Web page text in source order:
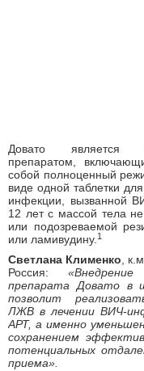
Довато является
препаратом,
собой полноценный
виде одной таблетки
инфекции, вызванной
12 лет с массой тела
или подозреваемой
или ламивудину.1
Светлана Клименко,
Россия:
препарата Довато в
позволит
ЛЖВ в лечении ВИЧ-
АРТ, а именно
сохранением
потенциальных
приема».